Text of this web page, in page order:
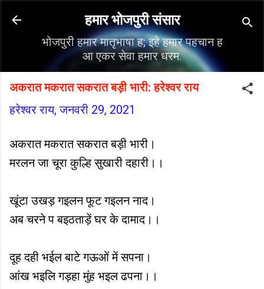
सीधे मुख्य सामग्री पर जाएं
हमार भोजपुरी संसार
भोजपुरी हमार मातृभाषा ह; इहे हमार पहचान ह
आ एकर सेवा हमार धरम.
अकरात मकरात सकरात बड़ी भारी: हरेश्वर राय
हरेश्वर राय,जनवरी 29, 2021
अकरात मकरात सकरात बड़ी भारी।
मरलन जा चूरा कुल्हि सुखारी दहारी।।
खूंटा उखड़ गइलन फूट गइलन नाद।
अब चरने प बइठताड़ें घर के दामाद।।
दूह दही भईल बाटे गऊओं में सपना।
आंख भइलि गड़हा मुंह भइल ढपना।।